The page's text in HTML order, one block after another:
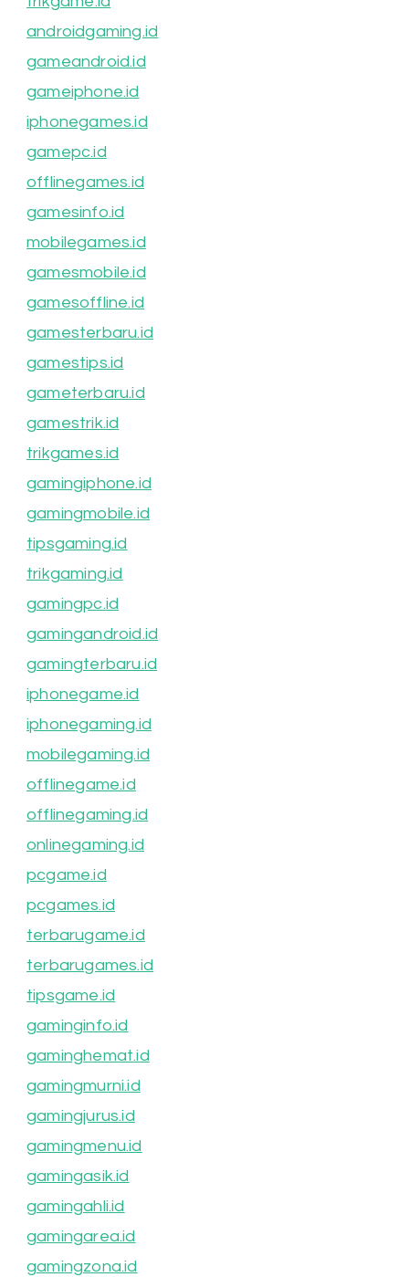
androidgaming.id
gameandroid.id
gameiphone.id
iphonegames.id
gamepc.id
offlinegames.id
gamesinfo.id
mobilegames.id
gamesmobile.id
gamesoffline.id
gamesterbaru.id
gamestips.id
gameterbaru.id
gamestrik.id
trikgames.id
gamingiphone.id
gamingmobile.id
tipsgaming.id
trikgaming.id
gamingpc.id
gamingandroid.id
gamingterbaru.id
iphonegame.id
iphonegaming.id
mobilegaming.id
offlinegame.id
offlinegaming.id
onlinegaming.id
pcgame.id
pcgames.id
terbarugame.id
terbarugames.id
tipsgame.id
gaminginfo.id
gaminghemat.id
gamingmurni.id
gamingjurus.id
gamingmenu.id
gamingasik.id
gamingahli.id
gamingarea.id
gamingzona.id